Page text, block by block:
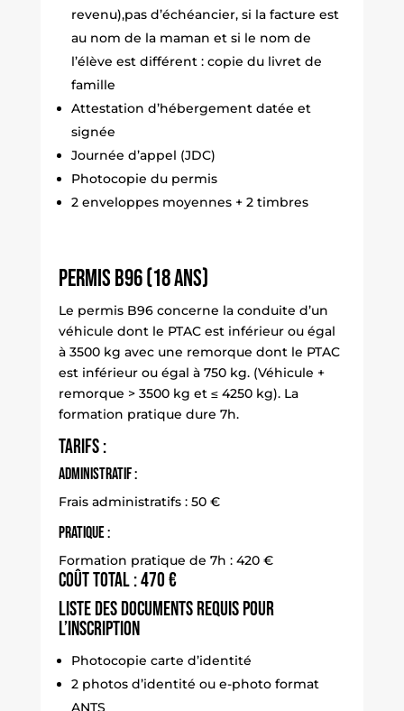
revenu),pas d’échéancier, si la facture est
au nom de la maman et si le nom de
l’élève est différent : copie du livret de
famille
Attestation d’hébergement datée et
signée
Journée d’appel (JDC)
Photocopie du permis
2 enveloppes moyennes + 2 timbres
Permis B96 (18 ans)
Le permis B96 concerne la conduite d’un
véhicule dont le PTAC est inférieur ou égal
à 3500 kg avec une remorque dont le PTAC
est inférieur ou égal à 750 kg. (Véhicule +
remorque > 3500 kg et ≤ 4250 kg). La
formation pratique dure 7h.
Tarifs :
Administratif :
Frais administratifs : 50 €
Pratique :
Formation pratique de 7h : 420 €
Coût total : 470 €
Liste des documents requis pour
l’inscription
Photocopie carte d’identité
2 photos d’identité ou e-photo format
ANTS